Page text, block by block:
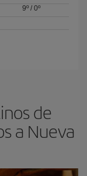
9º /0º
de
a Nueva